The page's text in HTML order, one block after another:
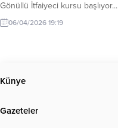
Gönüllü İtfaiyeci kursu başlıyor...
06/04/2026 19:19
Künye
Gazeteler